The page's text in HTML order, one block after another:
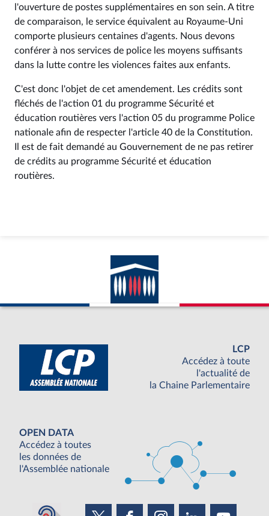
l'ouverture de postes supplémentaires en son sein. A titre
de comparaison, le service équivalent au Royaume-Uni
comporte plusieurs centaines d'agents. Nous devons
conférer à nos services de police les moyens suffisants
dans la lutte contre les violences faites aux enfants.
C'est donc l'objet de cet amendement. Les crédits sont
fléchés de l'action 01 du programme Sécurité et
éducation routières vers l'action 05 du programme Police
nationale afin de respecter l'article 40 de la Constitution.
Il est de fait demandé au Gouvernement de ne pas retirer
de crédits au programme Sécurité et éducation
routières.
LCP
Accédez à toute
l'actualité de
la Chaine Parlementaire
OPEN DATA
Accédez à toutes
les données de
l'Assemblée nationale